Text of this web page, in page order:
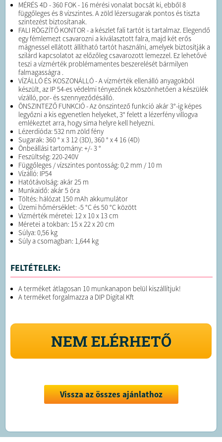
MÉRÉS 4D - 360 FOK - 16 mérési vonalat bocsát ki, ebből 8
függőleges és 8 vízszintes. A zöld lézersugarak pontos és tiszta
szintezést biztosítanak.
FALI RÖGZÍTŐ KONTOR - a készlet fali tartót is tartalmaz. Elegendő
egy fémlemezt csavarozni a kiválasztott falra, majd két erős
mágnessel ellátott állítható tartót használni, amelyek biztosítják a
szilárd kapcsolatot az előzőleg csavarozott lemezzel. Ez lehetővé
teszi a vízmérték problémamentes beszerelését bármilyen
falmagasságra .
VÍZÁLLÓ ÉS KOSZONÁLLÓ - A vízmérték ellenálló anyagokból
készült, az IP 54-es védelmi tényezőnek köszönhetően a készülék
vízálló, por- és szennyeződésálló.
ÖNSZINTEZŐ FUNKCIÓ - Az önszintező funkció akár 3°-ig képes
legyőzni a kis egyenetlen helyeket, 3° felett a lézerfény villogva
emlékeztet arra, hogy sima helyre kell helyezni.
Lézerdióda: 532 nm zöld fény
Sugarak: 360 ° x 3 12 (3D), 360 ° x 4 16 (4D)
Önbeállási tartomány: +/- 3 °
Feszültség: 220-240V
Függőleges / vízszintes pontosság: 0,2 mm / 10 m
Vízálló: IP54
Hatótávolság: akár 25 m
Munkaidő: akár 5 óra
Töltés: hálózat 150 mAh akkumulátor
Üzemi hőmérséklet: -5 °C és 50 °C között
Vízmérték méretei: 12 x 10 x 13 cm
Méretei a tokban: 15 x 22 x 20 cm
Súlya: 0,56 kg
Súly a csomagban: 1,644 kg
FELTÉTELEK:
A terméket átlagosan 10 munkanapon belül kiszállítjuk!
A terméket forgalmazza a DIP Digital Kft
NEM ELÉRHETŐ
Vissza az összes ajánlathoz